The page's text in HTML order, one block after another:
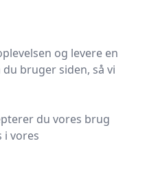
Træet
brug af
udbredt i
og
medicin.
og
og levere en
bruger siden, så vi
du vores brug
i vores